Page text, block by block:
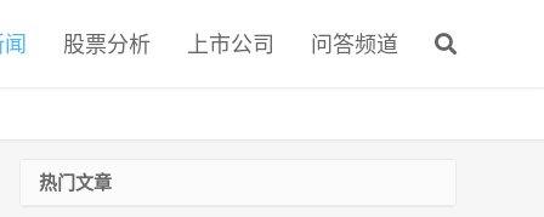
股票分析 上市公司 问答频道
热门文章